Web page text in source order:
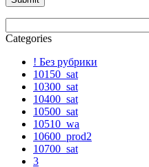
Categories
! Без рубрики
10150_sat
10300_sat
10400_sat
10500_sat
10510_wa
10600_prod2
10700_sat
3